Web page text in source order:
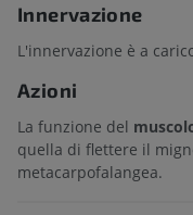
Innervazione
L'innervazione è a
Azioni
La funzione del
quella di flettere il
metacarpofalangea.